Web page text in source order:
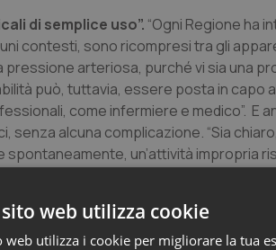
di semplice uso”. “Ogni Regione ha
contesti, sono ricompresi tra gli
arteriosa, purché vi sia una
può, tuttavia, essere posta in capo
come infermiere e medico”. E
senza alcuna complicazione. “Sia
un’attività impropria
per abuso della professione
web utilizza cookie
web utilizza i cookie per migliorare la tua